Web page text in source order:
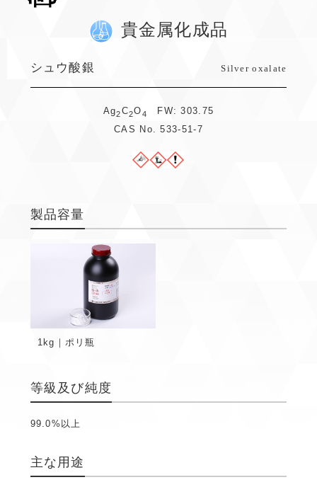
貴金属化成品
シュウ酸銀 Silver oxalate
Ag2C2O4
FW: 303.75
CAS No. 533-51-7
製品容量
1kg｜ポリ瓶
等級及び純度
99.0%以上
主な用途